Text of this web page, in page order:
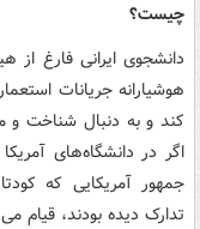
چیست؟
دانشجوی ایرانی فارغ
هوشیارانه جریانات
کند و به دنبال شناخت و
اگر در دانشگاه‌های
جمهور آمریکایی که
تدارک دیده بودند، قیام